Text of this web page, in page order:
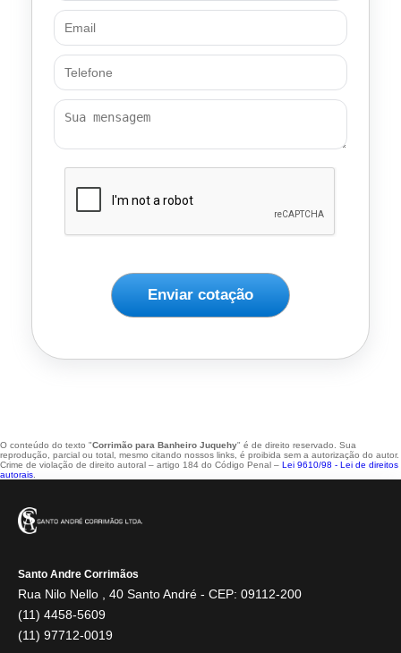
Enviar cotação
O conteúdo do texto "Corrimão para Banheiro Juquehy" é de direito reservado. Sua
reprodução, parcial ou total, mesmo citando nossos links, é proibida sem a autorização do autor.
Crime de violação de direito autoral – artigo 184 do Código Penal – Lei 9610/98 - Lei de direitos
autorais
Santo Andre Corrimãos
Rua Nilo Nello , 40 Santo André - CEP: 09112-200
(11) 4458-5609
(11) 97712-0019